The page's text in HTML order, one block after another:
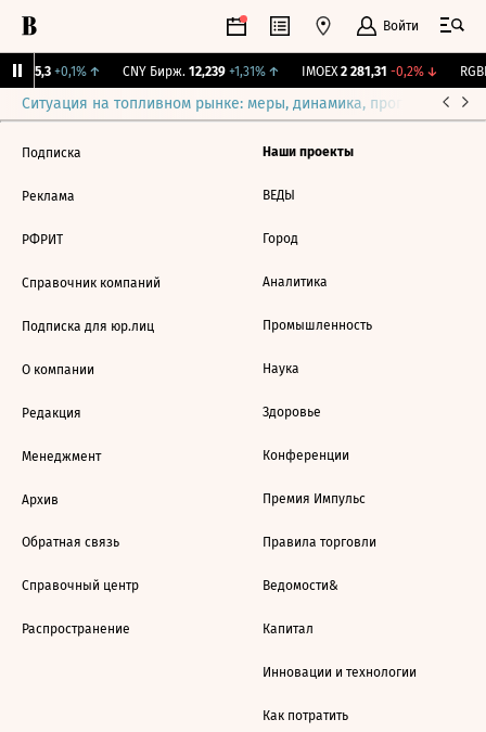
Войти
115,3 +0,1%↑ CNY Бирж. 12,239 +1,31%↑ IMOEX 2 281,31 -0,2%↓
Ситуация на топливном рынке: меры, динамика, прогнозы
Подписка
Реклама
РФРИТ
Справочник компаний
Подписка для юр.лиц
О компании
Редакция
Менеджмент
Архив
Обратная связь
Справочный центр
Распространение
Наши проекты
ВЕДЫ
Город
Аналитика
Промышленность
Наука
Здоровье
Конференции
Премия Импульс
Правила торговли
Ведомости&
Капитал
Инновации и технологии
Как потратить